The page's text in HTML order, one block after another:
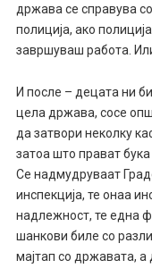
држава се справува
полиција, ако
завршуваш работа.
И после – децата ни
цела држава, сосе
да затвори неколку
затоа што прават
Се надмудруваат
инспекција, те онаа
надлежност, те една
шанкови биле со
мајтап со државата, а